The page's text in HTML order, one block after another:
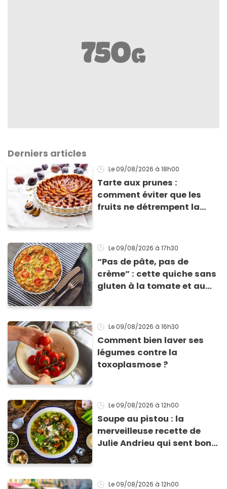
Derniers articles
Le 09/08/2026 à 18h00
Tarte aux prunes :
comment éviter que les
fruits ne détrempent la
Le 09/08/2026 à 17h30
“Pas de pâte, pas de
crème” : cette quiche sans
gluten à la tomate et au
Le 09/08/2026 à 16h30
Comment bien laver ses
légumes contre la
toxoplasmose ?
Le 09/08/2026 à 12h00
Soupe au pistou : la
merveilleuse recette de
Julie Andrieu qui sent bon
Le 09/08/2026 à 12h00